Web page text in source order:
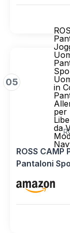
05
in
per
da
ROSS
Pantaloni
Pantaloni
Jogger da